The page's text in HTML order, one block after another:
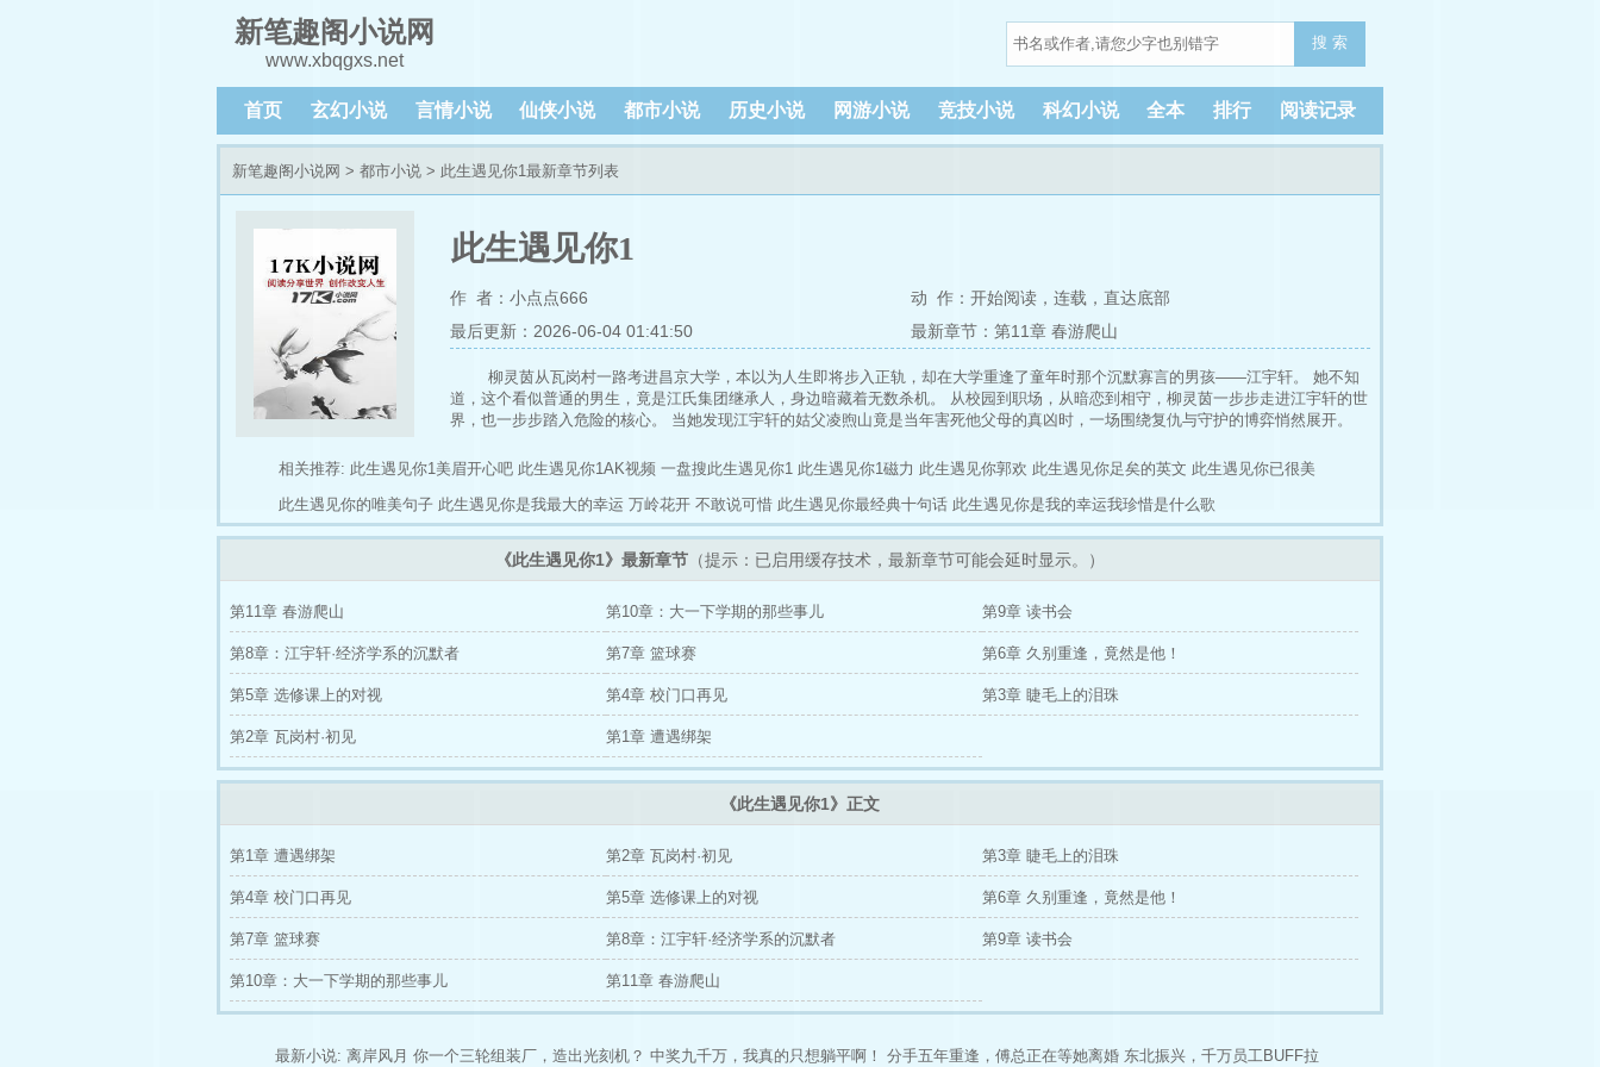
新笔趣阁小说网
www.xbqgxs.net
搜 索
首页 玄幻小说 言情小说 仙侠小说 都市小说 历史小说 网游小说 竞技小说 科幻小说 全本 排行 阅读记录
新笔趣阁小说网 > 都市小说 > 此生遇见你1最新章节列表
此生遇见你1
作 者：小点点666 动 作： 开始阅读，连载， 直达底部
最后更新：2026-06-04 01:41:50
最新章节：第11章 春游爬山
柳灵茵从瓦岗村一路考进昌京大学，本以为人生即将步入正轨，却在大学重逢了童年时那个沉默寡言的男孩——江宇轩。 她不知
道，这个看似普通的男生，竟是江氏集团继承人，身边暗藏着无数杀机。 从校园到职场，从暗恋到相守，柳灵茵一步步走进江宇轩的世
界，也一步步踏入危险的核心。 当她发现江宇轩的姑父凌煦山竟是当年害死他父母的真凶时，一场围绕复仇与守护的博弈悄然展开。
的阳光里，朝她伸出手。 这一次，换她走向他。
相关推荐: 此生遇见你1美眉开心吧 此生遇见你1AK视频 一盘搜此生遇见你1 此生遇见你1磁力 此生遇见你郭欢 此生遇见你足矣的英文 此生遇见你已很美
此生遇见你的唯美句子 此生遇见你是我最大的幸运 万岭花开 不敢说可惜 此生遇见你最经典十句话 此生遇见你是我的幸运我珍惜是什么歌
《此生遇见你1》最新章节 （提示：已启用缓存技术，最新章节可能会延时显示。）
第11章 春游爬山 第10章：大一下学期的那些事儿 第9章 读书会
第8章：江宇轩·经济学系的沉默者 第7章 篮球赛 第6章 久别重逢，竟然是他！
第5章 选修课上的对视 第4章 校门口再见 第3章 睫毛上的泪珠
第2章 瓦岗村·初见 第1章 遭遇绑架
《此生遇见你1》正文
第1章 遭遇绑架 第2章 瓦岗村·初见 第3章 睫毛上的泪珠
第4章 校门口再见 第5章 选修课上的对视 第6章 久别重逢，竟然是他！
第7章 篮球赛 第8章：江宇轩·经济学系的沉默者 第9章 读书会
第10章：大一下学期的那些事儿 第11章 春游爬山
最新小说: 离岸风月 你一个三轮组装厂，造出光刻机？ 中奖九千万，我真的只想躺平啊！ 分手五年重逢，傅总正在等她离婚 东北振兴，千万员工BUFF拉